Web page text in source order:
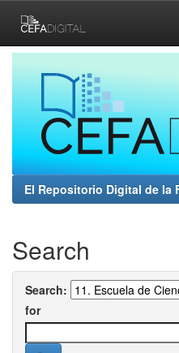
navigation
El Repositorio Digital de la
Search
Search:
for